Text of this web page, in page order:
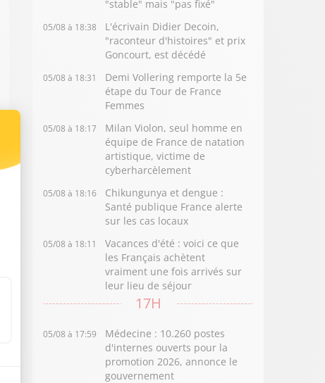
"stable" mais "pas fixé"
05/08 à 18:38
L'écrivain Didier Decoin,
"raconteur d'histoires" et prix
Goncourt, est décédé
05/08 à 18:31
Demi Vollering remporte la 5e
étape du Tour de France
Femmes
05/08 à 18:17
Milan Violon, seul homme en
équipe de France de natation
artistique, victime de
cyberharcèlement
05/08 à 18:16
Chikungunya et dengue :
Santé publique France alerte
sur les cas locaux
05/08 à 18:11
Vacances d'été : voici ce que
les Français achètent
vraiment une fois arrivés sur
leur lieu de séjour
17H
05/08 à 17:59
Médecine : 10.260 postes
d'internes ouverts pour la
promotion 2026, annonce le
gouvernement